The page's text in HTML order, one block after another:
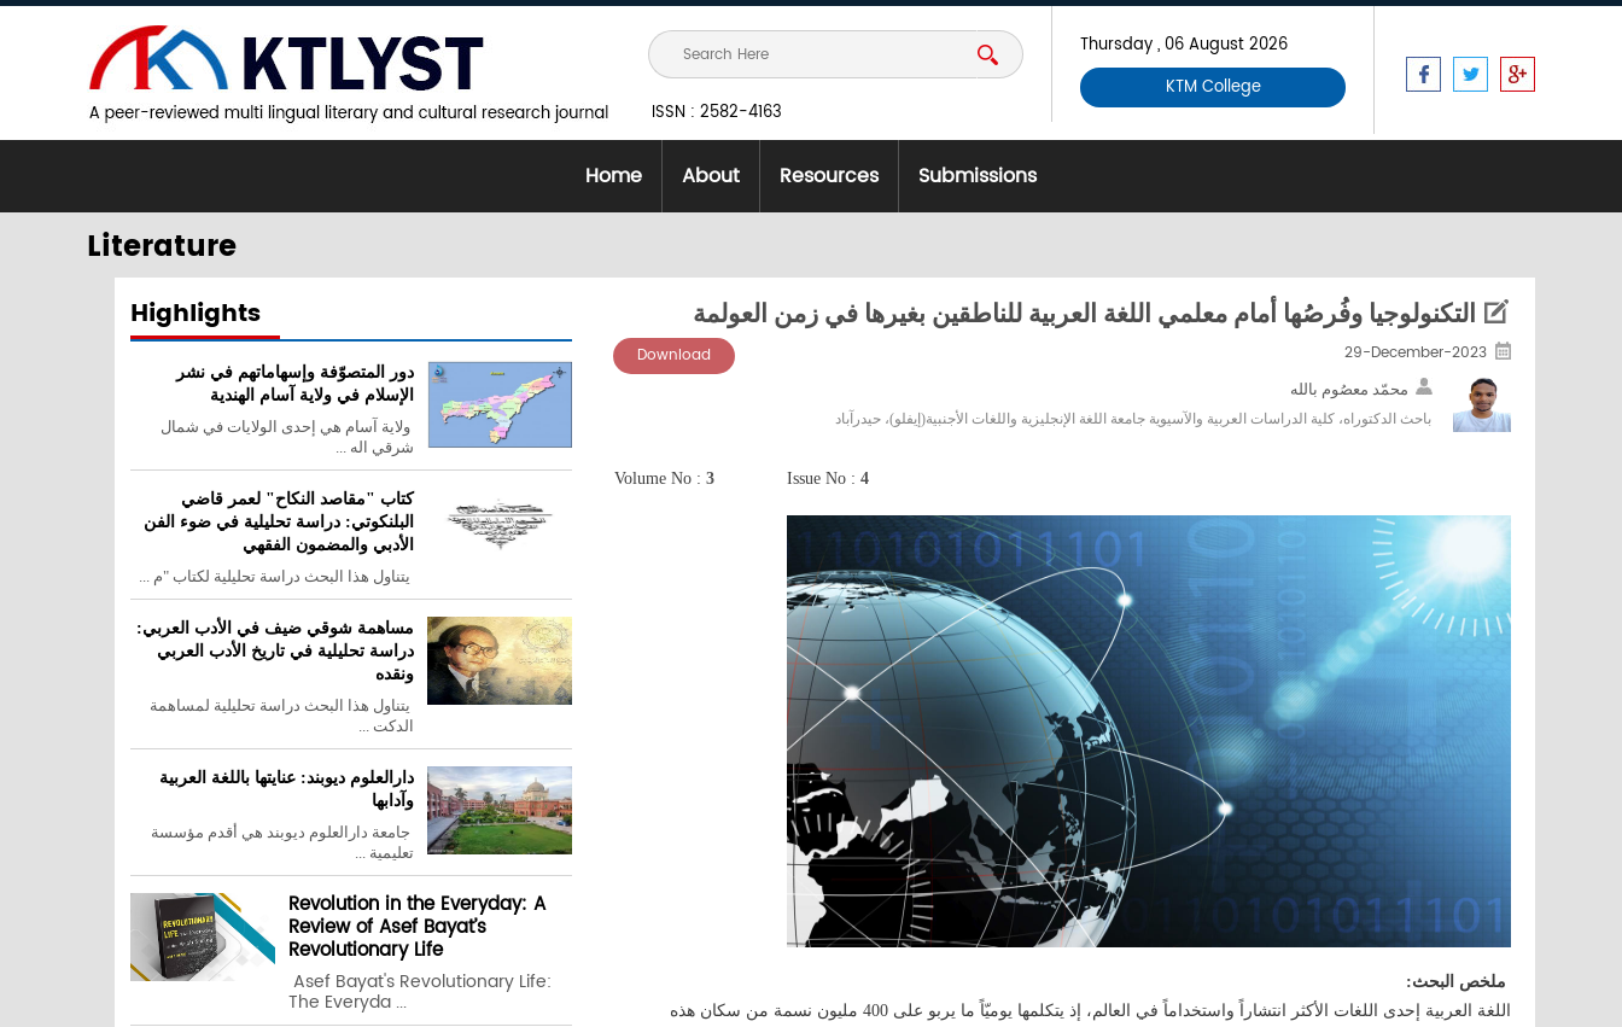
ISSN : 2582-4163
Thursday , 06 August 2026
KTM College
Home About Resources Submissions
Literature
التكنولوجيا وفُرصُها أمام معلمي اللغة العربية للناطقين بغيرها في زمن العولمة
29-December-2023
Download
محمّد معصُوم بالله
باحث الدكتوراه، كلية الدراسات العربية والآسيوية جامعة اللغة الإنجليزية واللغات الأجنبية(إيفلو)، حيدرآباد
Volume No : 3 Issue No : 4
ملخص البحث:
اللغة العربية إحدى اللغات الأكثر انتشاراً واستخداماً في العالم، إذ يتكلمها يوميّاً ما يربو على 400 مليون نسمة من سكان هذه
Highlights
دور المتصوّفة وإسهاماتهم في نشر
الإسلام في ولاية آسام الهندية
ولاية آسام هي إحدى الولايات في شمال
شرقي اله ...
كتاب "مقاصد النكاح" لعمر قاضي
البلنكوتي: دراسة تحليلية في ضوء الفن
الأدبي والمضمون الفقهي
يتناول هذا البحث دراسة تحليلية لكتاب "م ...
مساهمة شوقي ضيف في الأدب العربي:
دراسة تحليلية في تاريخ الأدب العربي
ونقده
يتناول هذا البحث دراسة تحليلية لمساهمة
الدكت ...
دارالعلوم ديوبند: عنايتها باللغة العربية
وآدابها
جامعة دارالعلوم ديوبند هي أقدم مؤسسة
تعليمية ...
Revolution in the Everyday: A
Review of Asef Bayat’s
Revolutionary Life
Asef Bayat's Revolutionary Life:
The Everyda ...